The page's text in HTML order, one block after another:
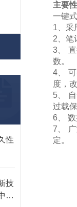
性
技
谊
主要
一键
1 、采
2、笔
3、
数。
4、
度，
5、
过载
6、
7、
定。